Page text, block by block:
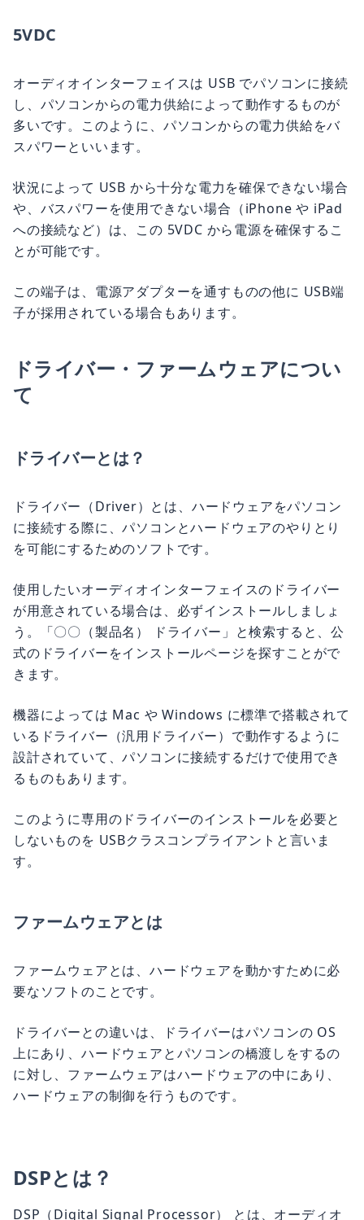
5VDC
オーディオインターフェイスは USB でパソコンに接続
し、パソコンからの電力供給によって動作するものが
多いです。このように、パソコンからの電力供給をバ
スパワーといいます。
状況によって USB から十分な電力を確保できない場合
や、バスパワーを使用できない場合（iPhone や iPad
への接続など）は、この 5VDC から電源を確保するこ
とが可能です。
この端子は、電源アダプターを通すものの他に USB端
子が採用されている場合もあります。
ドライバー・ファームウェアについ
て
ドライバーとは？
ドライバー（Driver）とは、ハードウェアをパソコン
に接続する際に、パソコンとハードウェアのやりとり
を可能にするためのソフトです。
使用したいオーディオインターフェイスのドライバー
が用意されている場合は、必ずインストールしましょ
う。「〇〇（製品名） ドライバー」と検索すると、公
式のドライバーをインストールページを探すことがで
きます。
機器によっては Mac や Windows に標準で搭載されて
いるドライバー（汎用ドライバー）で動作するように
設計されていて、パソコンに接続するだけで使用でき
るものもあります。
このように専用のドライバーのインストールを必要と
しないものを USBクラスコンプライアントと言いま
す。
ファームウェアとは
ファームウェアとは、ハードウェアを動かすために必
要なソフトのことです。
ドライバーとの違いは、ドライバーはパソコンの OS
上にあり、ハードウェアとパソコンの橋渡しをするの
に対し、ファームウェアはハードウェアの中にあり、
ハードウェアの制御を行うものです。
DSPとは？
DSP（Digital Signal Processor） とは、オーディオ